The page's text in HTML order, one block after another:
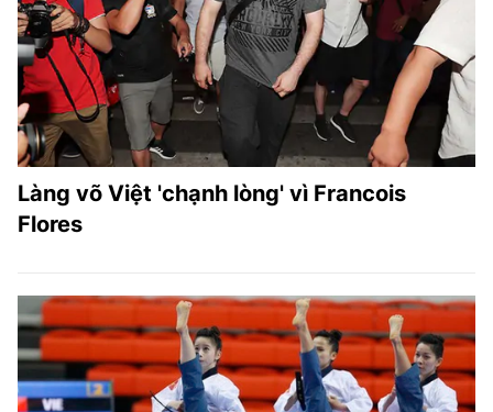
TRA CỨU PHƯỜNG XÃ
CỐNG HIẾN
BÙI XUÂN PHÁI
TIỆN ÍCH
LIÊN HỆ QUẢNG CÁO
Điện thoại: 024.38254756
MẠNG XÃ HỘI
Làng võ Việt 'chạnh lòng' vì Francois
Flores